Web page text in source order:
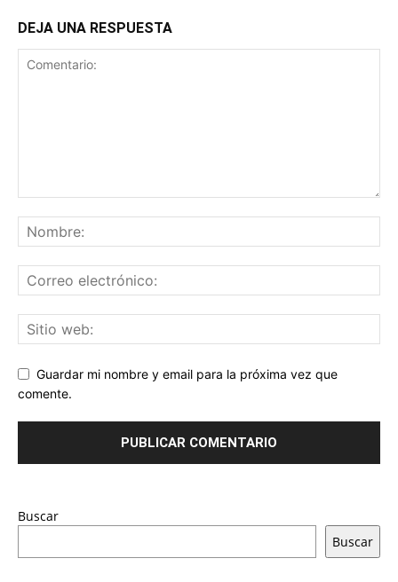
DEJA UNA RESPUESTA
Guardar mi nombre y email para la próxima vez que
comente.
Buscar
Buscar